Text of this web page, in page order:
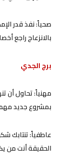
صحياً: نفذ قدر
بالانزعاج راجع
برج الجدي
مهنياً: تحاول أن
بمشروع جديد مهم
عاطفياً: تنتابك
الحقيقة أنت من